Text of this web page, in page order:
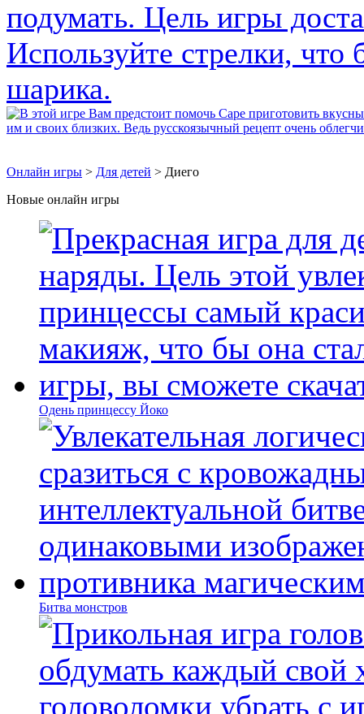
Онлайн игры > Для детей > Диего
Новые онлайн игры
Одень принцессу Йоко
Битва монстров